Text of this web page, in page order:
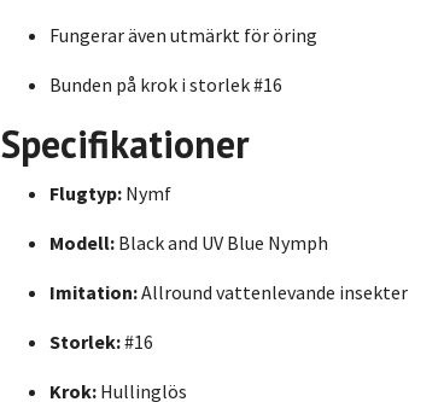
Fungerar även utmärkt för öring
Bunden på krok i storlek #16
Specifikationer
Flugtyp: Nymf
Modell: Black and UV Blue Nymph
Imitation:Allround vattenlevande insekter
Storlek:#16
Krok: Hullinglös